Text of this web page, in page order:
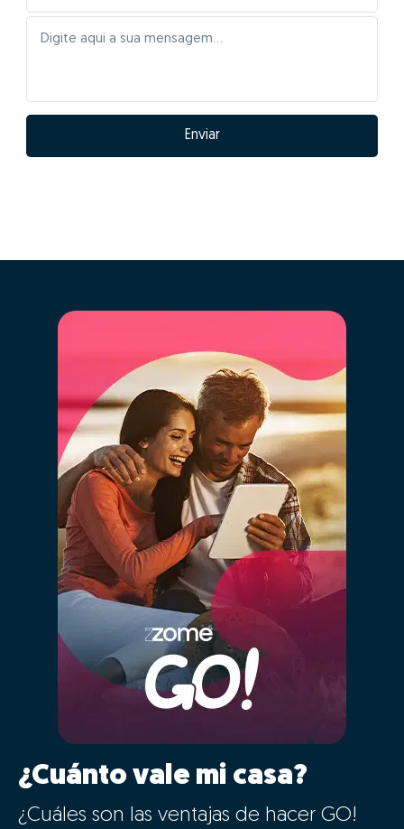
en el mercado
Las características de tu casa serán inseridas
información de más de 2,5 millones de inmuebles
registrados, que están o han estado recientemente en
el mercado y en el historial anterior de ventas.
mercado de nuestros consultores
l definir el valor correcto de tu inmueble está
inmuebles similares y estará en la gama de valores
correcta en los diversos portales inmobiliarios. Definir
un valor demasiado alto hará que tu inmueble esté
“compitiendo” con inmuebles con otras características
y de otro posicionamiento, perjudicando así las
probabilidades de venta.
02 - Digitalização e
aceleração do processo de
venda
Os dados da tua casa ficarão automaticamente
integrados com a nossa plataforma de gestão de
processos, tornando o processo digital desde o
mercado fiável num tempo recorde, a informatização
do processo, evitando duplicação de tarefas e